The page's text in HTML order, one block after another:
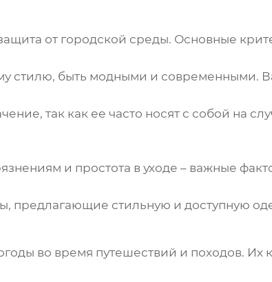
от городской среды. Основные
стилю, быть модными и современными.
так как ее часто носят с собой на
и простота в уходе – важные
предлагающие стильную и доступную
во время путешествий и походов. Их